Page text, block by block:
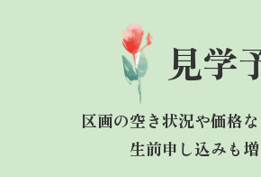
見学
区画の空き状況や価格
生前申し込みも